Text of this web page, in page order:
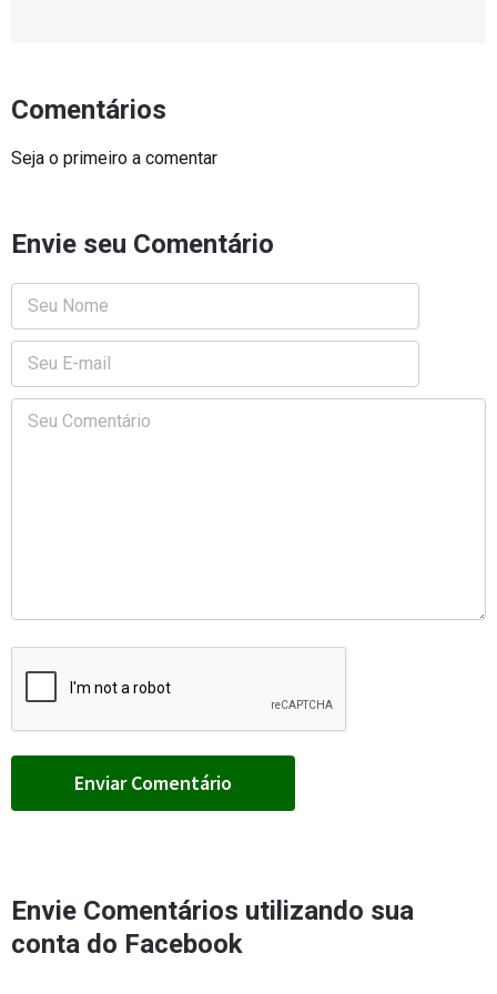
Comentários
Seja o primeiro a comentar
Envie seu Comentário
Envie Comentários utilizando sua
conta do Facebook